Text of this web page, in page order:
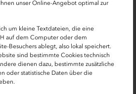
unser Online-Angebot optimal zur
um kleine Textdateien, die eine
auf dem Computer oder dem
Besuchers ablegt, also lokal speichert.
sind bestimmte Cookies technisch
dienen dazu, bestimmte zusätzliche
oder statistische Daten über die
der IB.SH